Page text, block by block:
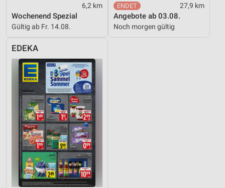
6,2 km
Wochenend Spezial
Gültig ab Fr. 14.08.
27,9 km
Angebote ab 03.08.
Noch morgen gültig
EDEKA